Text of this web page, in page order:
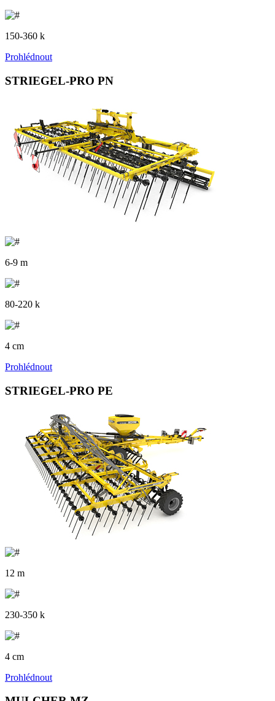
150-360 k
Prohlédnout
STRIEGEL-PRO PN
6-9 m
80-220 k
4 cm
Prohlédnout
STRIEGEL-PRO PE
12 m
230-350 k
4 cm
Prohlédnout